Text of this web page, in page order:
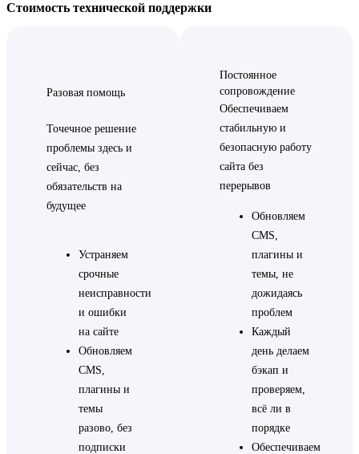
Стоимость технической поддержки
Разовая помощь
Точечное решение
проблемы здесь и
сейчас, без
обязательств на
будущее
Устраняем
срочные
неисправности
и ошибки
на сайте
Обновляем
CMS,
плагины и
темы
разово, без
подписки
Постоянное
сопровождение
Обеспечиваем
стабильную и
безопасную работу
сайта без
перерывов
Обновляем
CMS,
плагины и
темы, не
дожидаясь
проблем
Каждый
день делаем
бэкап и
проверяем,
всё ли в
порядке
Обеспечиваем